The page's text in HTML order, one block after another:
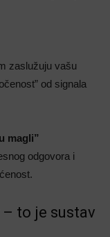
zaslužuju vašu
od signala
magli”
odgovora i
to je sustav